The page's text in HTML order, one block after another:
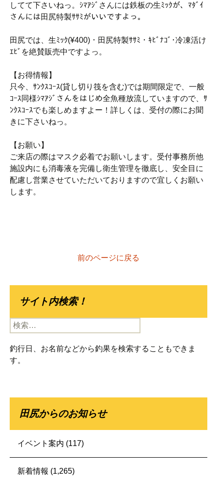
してて下さいねっ。ｼﾏｱｼﾞさんには鉄板の生ﾐｯｸが、ﾏﾀﾞｲ
さんには田尻特製ｻｻﾐがいいですよっ。
田尻では、生ﾐｯｸ(¥400)・田尻特製ｻｻﾐ・ｷﾋﾞﾅｺﾞ･冷凍活け
ｴﾋﾞを絶賛販売中ですよっ。
【お得情報】
只今、ｻﾝｸｽｺｰｽ(貸し切り筏を含む)では期間限定で、一般
ｺｰｽ同様ｼﾏｱｼﾞさんをはじめ全魚種放流していますので、ｻ
ﾝｸｽｺｰｽでも楽しめますよー！詳しくは、受付の際にお聞
きに下さいねっ。
【お願い】
ご来店の際はマスク必着でお願いします。受付事務所他
施設内にも消毒液を完備し衛生管理を徹底し、安全目に
配慮し営業させていただいておりますので宜しくお願い
します。
前のページに戻る
サイト内検索！
検
索:
釣行日、お名前などから釣果を検索することもできま
す。
田尻からのお知らせ
イベント案内 (117)
新着情報 (1,265)